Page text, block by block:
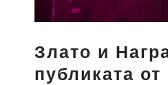
Злато и
публиката от